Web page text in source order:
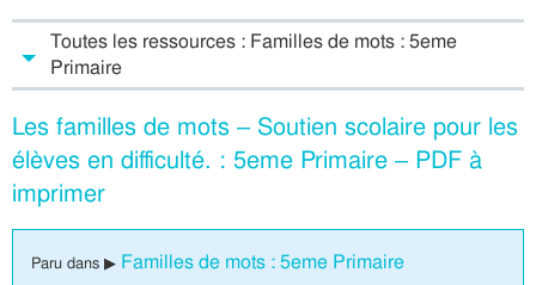
Toutes les ressources : Familles de mots : 5eme
Primaire
Les familles de mots – Soutien scolaire pour les
élèves en difficulté. : 5eme Primaire – PDF à
imprimer
Paru dans ▶ Familles de mots : 5eme Primaire